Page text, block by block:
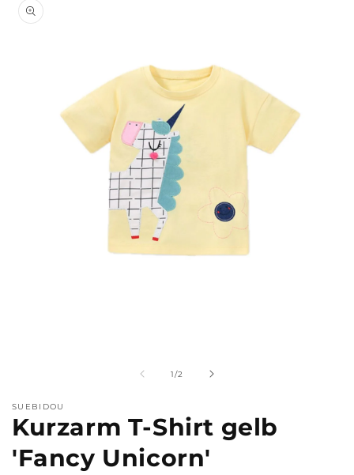
1/von
2
SUEBIDOU
Kurzarm T-Shirt gelb
'Fancy Unicorn'